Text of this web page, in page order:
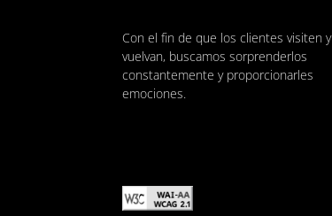
Con el fin de que los clientes visiten y
vuelvan, buscamos sorprenderlos
constantemente y proporcionarles
emociones.